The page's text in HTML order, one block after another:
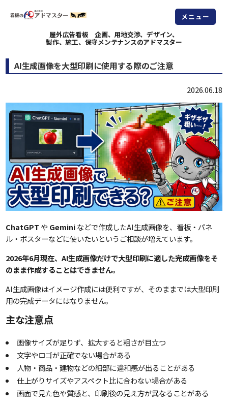
メニュー
屋外広告看板 企画、用地交渉、デザイン、
製作、施工、保守メンテナンスのアドマスター
AI生成画像を大型印刷に使用する際のご注意
2026.06.18
ChatGPT や Geminiなどで作成したAI生成画像を、看板・パネ
ル・ポスターなどに使いたいというご相談が増えています。
2026年6月現在、AI生成画像だけで大型印刷に適した完成画像をそ
のまま作成することはできません。
AI生成画像はイメージ作成には便利ですが、そのままでは大型印刷
用の完成データにはなりません。
主な注意点
画像サイズが足りず、拡大すると粗さが目立つ
文字やロゴが正確でない場合がある
人物・商品・建物などの細部に違和感が出ることがある
仕上がりサイズやアスペクト比に合わない場合がある
画面で見た色や質感と、印刷後の見え方が異なることがある